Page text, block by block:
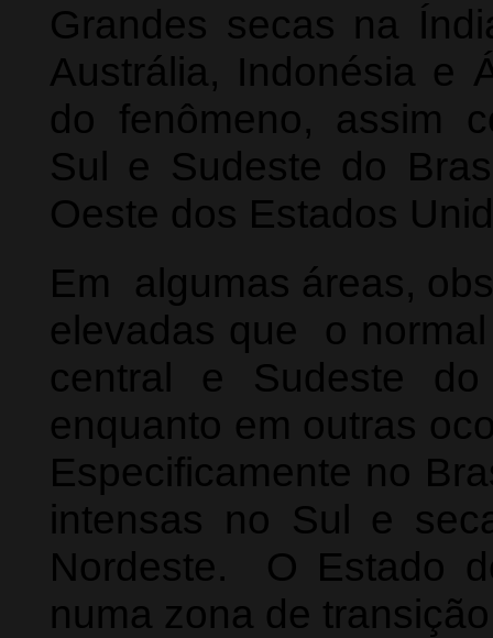
Grandes secas na
Austrália, Indonésia e
do fenômeno, assim
Sul e Sudeste do
Oeste dos Estados
Em algumas áreas,
elevadas que o
central e Sudeste
enquanto em outras
Especificamente no
intensas no Sul e
Nordeste. O Estado
numa zona de